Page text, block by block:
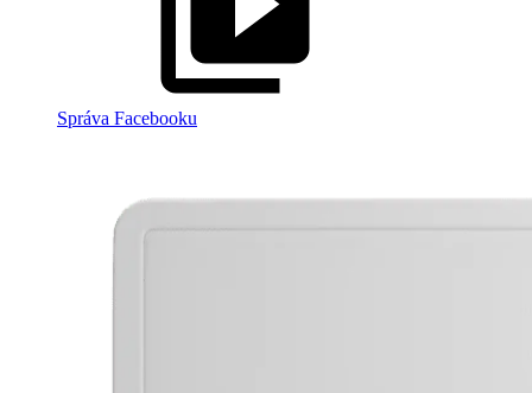
Správa Facebooku